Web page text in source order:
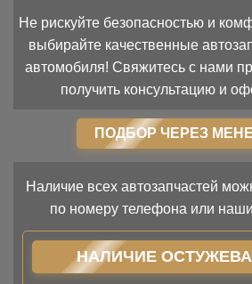
Не рискуйте безопасностью и
выбирайте качественные
автомобиля! Свяжитесь с нами
получить консультацию и
ПОДБОР ЧЕРЕЗ
Наличие всех автозапчастей
по номеру телефона или
НАЛИЧИЕ ОСТУЖЕВА